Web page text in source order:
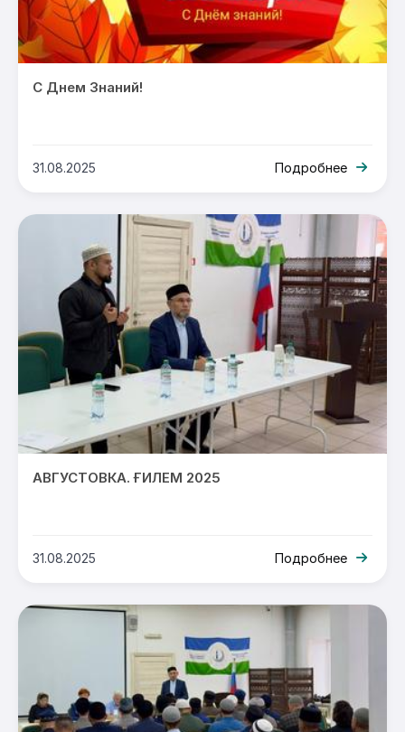
С Днем Знаний!
31.08.2025 Подробнее
АВГУСТОВКА. ҒИЛЕМ 2025
31.08.2025 Подробнее